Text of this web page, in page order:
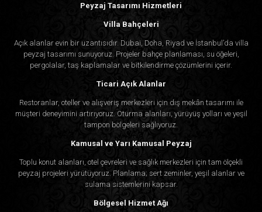
Peyzaj Tasarımı Hizmetleri
Villa Bahçeleri
Açık alanlar evin bir uzantısıdır. Dubai, Doha, Riyad ve İstanbul’da villa
peyzaj tasarımı sunuyoruz. Projeler bahçe planlaması, su öğeleri,
pergolalar, taş kaplamalar ve bitkilendirme çözümlerini içerir.
Ticari Açık Alanlar
Restoranlar, oteller ve alışveriş merkezleri için dış mekân tasarımı ile
müşteri deneyimini artırıyoruz. Oturma alanları, yürüyüş yolları ve yeşil
tampon bölgeleri sağlıyoruz.
Kamusal ve Yarı Kamusal Peyzaj
Toplu konut alanları, otel çevreleri ve sağlık merkezleri için tam ölçekli
peyzaj projeleri yürütüyoruz. Planlama; sert zeminler, yeşil alanlar ve
sulama sistemlerini kapsar.
Bölgesel Hizmet Ağı